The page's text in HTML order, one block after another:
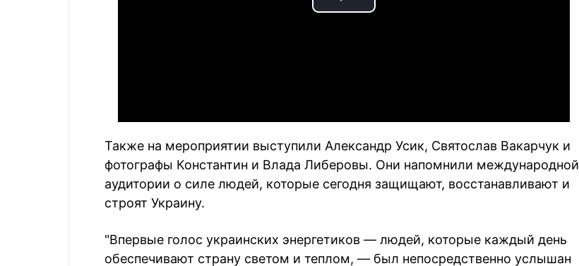
Play
Также на мероприятии выступили Александр Усик, Святослав Вакарчук и
фотографы Константин и Влада Либеровы. Они напомнили международной
аудитории о силе людей, которые сегодня защищают, восстанавливают и
строят Украину.
"Впервые голос украинских энергетиков — людей, которые каждый день
обеспечивают страну светом и теплом, — был непосредственно услышан